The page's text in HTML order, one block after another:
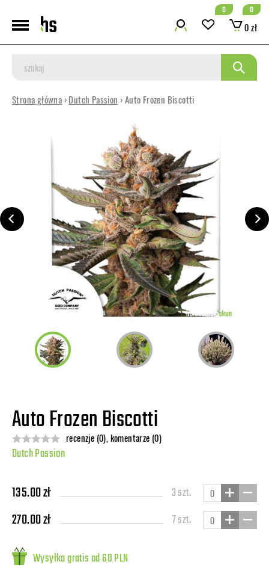
0
0 zł
0
Strona główna ›Dutch Passion › Auto Frozen Biscotti
Auto Frozen Biscotti
recenzje (0), komentarze (0)
Dutch Passion
135.00 zł 3 szt.
270.00 zł 7 szt.
Wysyłka gratis od 60 PLN